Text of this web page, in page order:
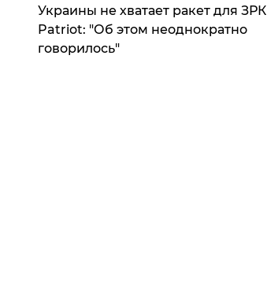
Украины не хватает ракет для ЗРК
Patriot: "Об этом неоднократно
говорилось"